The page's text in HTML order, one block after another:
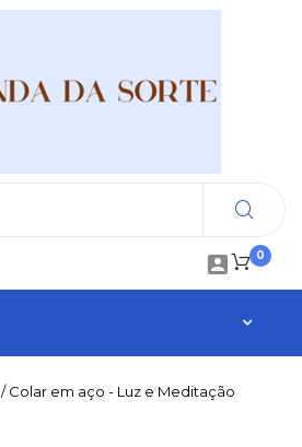
0

/ Colar em aço - Luz e Meditação